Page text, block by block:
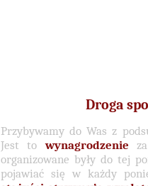
Droga
Przybywamy do Was z
Jest towynagrodzenie
organizowane były do tej
pojawiać się w każdy